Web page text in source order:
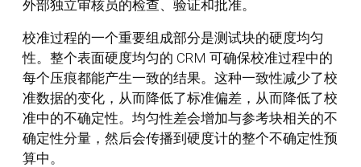
外部独立审核员的检查、验证和批准。
校准过程的一个重要组成部分是测试块的硬度均匀
性。整个表面硬度均匀的 CRM 可确保校准过程中的
每个压痕都能产生一致的结果。这种一致性减少了校
准数据的变化，从而降低了标准偏差，从而降低了校
准中的不确定性。均匀性差会增加与参考块相关的不
确定性分量，然后会传播到硬度计的整个不确定性预
算中。